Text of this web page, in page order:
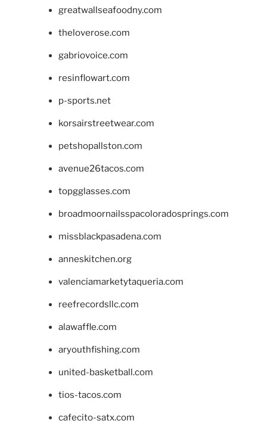
greatwallseafoodny.com
theloverose.com
gabriovoice.com
resinflowart.com
p-sports.net
korsairstreetwear.com
petshopallston.com
avenue26tacos.com
topgglasses.com
broadmoornailsspacoloradosprings.com
missblackpasadena.com
anneskitchen.org
valenciamarketytaqueria.com
reefrecordsllc.com
alawaffle.com
aryouthfishing.com
united-basketball.com
tios-tacos.com
cafecito-satx.com